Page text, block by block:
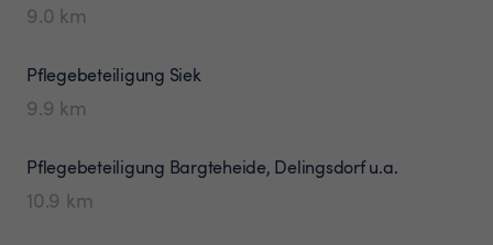
9.0 km
Pflegebeteiligung Siek
9.9 km
Pflegebeteiligung Bargteheide, Delingsdorf u.a.
10.9 km